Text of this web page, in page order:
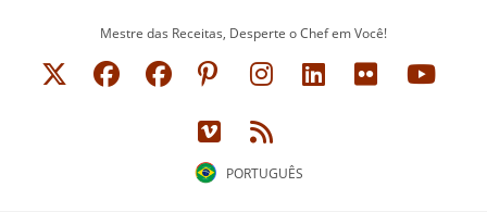
Mestre das Receitas, Desperte o Chef em Você!
PORTUGUÊS